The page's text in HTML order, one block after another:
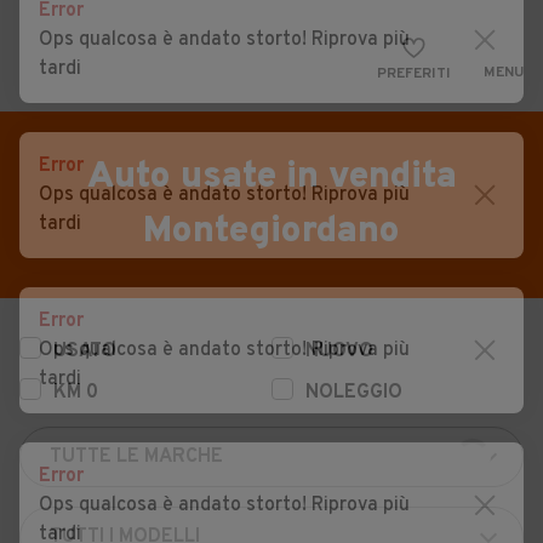
PREFERITI MENU
CERCA
Auto
Auto usate
Auto Km 0
Auto Nuove
Noleggio a lungo termine
Auto d'epoca
Camper
VENDI
MAGAZINE
ACCEDI
Auto usate in vendita
Montegiordano
USATO
NUOVO
KM 0
NOLEGGIO
Error
Ops qualcosa è andato storto! Riprova più
tardi
Error
Ops qualcosa è andato storto! Riprova più
tardi
Error
Ops qualcosa è andato storto! Riprova più
tardi
Error
Ops qualcosa è andato storto! Riprova più
tardi